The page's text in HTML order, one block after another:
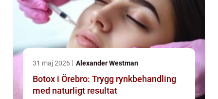
31 maj 2026 Alexander Westman
Botox i Örebro: Trygg rynkbehandling
med naturligt resultat